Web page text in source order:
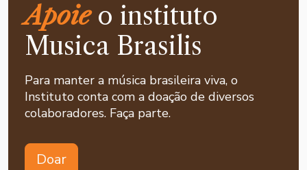
Apoieo instituto
Musica Brasilis
Para manter a música brasileira viva, o
Instituto conta com a doação de diversos
colaboradores. Faça parte.
Doar